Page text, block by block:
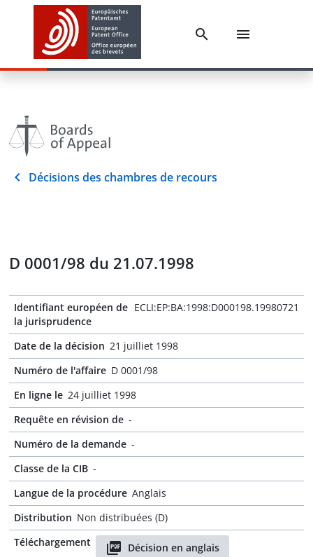
Décisions des chambres de recours
D 0001/98 du 21.07.1998
Identifiant européen de
la jurisprudence
ECLI:EP:BA:1998:D000198.19980721
Date de la décision 21 juilliet 1998
Numéro de l'affaire D 0001/98
En ligne le 24 juilliet 1998
Requête en révision de -
Numéro de la demande -
Classe de la CIB -
Langue de la procédure Anglais
Distribution Non distribuées (D)
Téléchargement
Décision en anglais